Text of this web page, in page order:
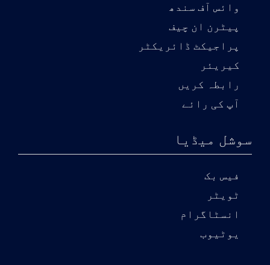
وائس آف سندھ
پیٹرن ان چیف
پراجیکٹ ڈائریکٹر
کیریئر
رابطہ کریں
آپ کی رائے
سوشل میڈیا
فیس بک
ٹویٹر
انسٹاگرام
یوٹیوب